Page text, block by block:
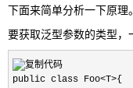
下面来简单分析一下原理。
要获取泛型参数的类型
public class Foo<T>{